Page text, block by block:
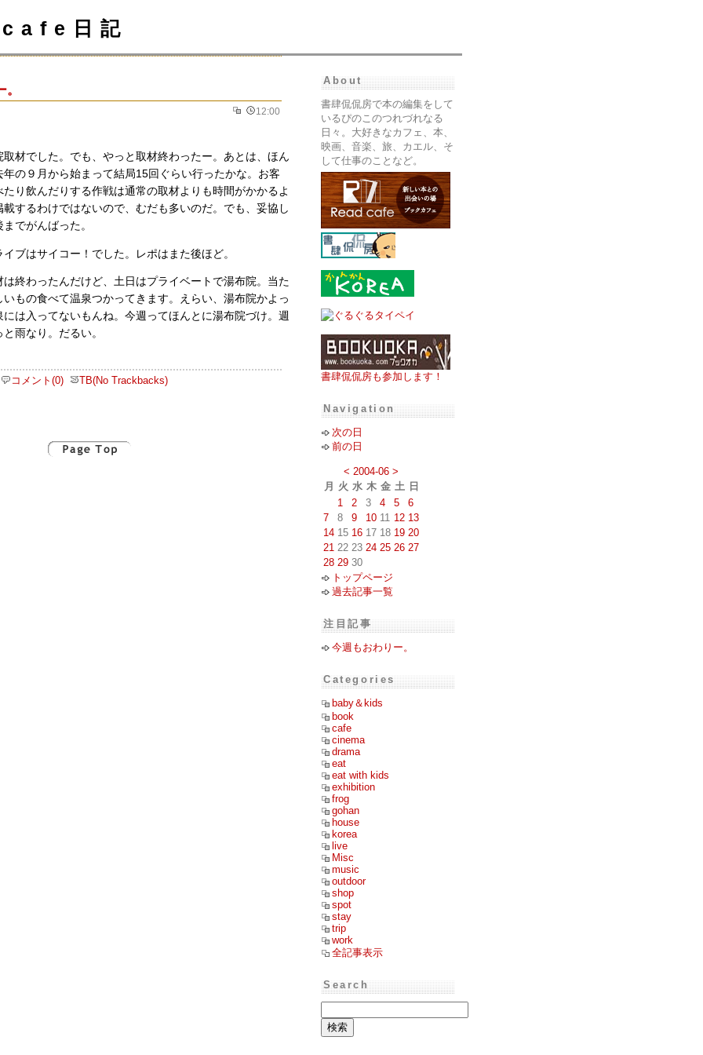
cafe日記
12:00
材でした。でも、やっと取材終わったー。あとは、ほん
年の９月から始まって結局15回ぐらい行ったかな。お客
たり飲んだりする作戦は通常の取材よりも時間がかかるよ
載するわけではないので、むだも多いのだ。でも、妥協し
でがんばった。
ブはサイコー！でした。レポはまた後ほど。
は終わったんだけど、土日はプライベートで湯布院。当た
いもの食べて温泉つかってきます。えらい、湯布院かよっ
は入ってないもんね。今週ってほんとに湯布院づけ。週
雨なり。だるい。
コメント(0) TB(No Trackbacks)
About
書肆侃侃房で本の編集をして
いるぴのこのつれづれなる
日々。大好きなカフェ、本、
映画、音楽、旅、カエル、そ
して仕事のことなど。
書肆侃侃房も参加します！
Navigation
次の日
前の日
< 2004-06 >
月
火 水 木 金 土 日
1
2 3 4 5
6
7
8 9 10 11 12 13
14 15 16 17 18 19 20
21 22 23 24 25 26 27
28 29 30
トップページ
過去記事一覧
注目記事
今週もおわりー。
Categories
baby＆kids
book
cafe
cinema
drama
eat
eat with kids
exhibition
frog
gohan
house
korea
live
Misc
music
outdoor
shop
spot
stay
trip
work
全記事表示
Search